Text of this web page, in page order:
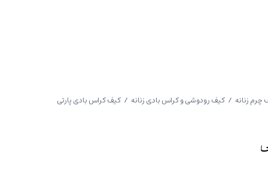
زنانه / کیف رودوشی و کراس بادی زنانه / کیف کراس بادی پارتی